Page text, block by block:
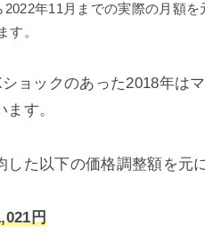
年11月までの実際の月額
す。
ョックのあった2018年は
す。
た以下の価格調整額を元
円